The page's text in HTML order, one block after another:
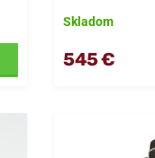
Skladom
545 €